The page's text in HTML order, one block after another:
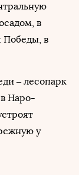
в
Победы, в
– лесопарк
Наро-
у